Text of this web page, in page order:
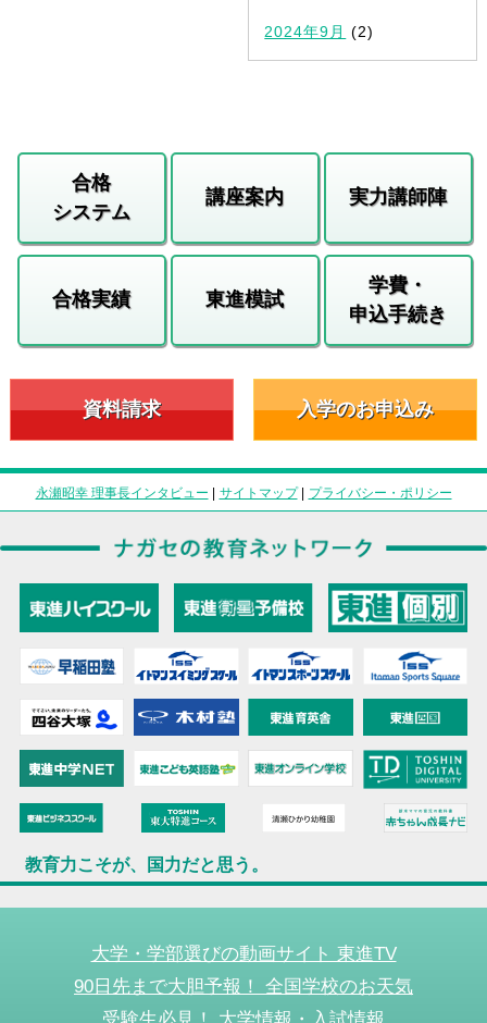
2024年9月 (2)
合格
システム
講座案内 実力講師陣
合格実績 東進模試
学費・
申込手続き
資料請求 入学のお申込み
永瀬昭幸 理事長インタビュー | サイトマップ| プライバシー・ポリシー
教育力こそが、国力だと思う。
大学・学部選びの動画サイト 東進TV
90日先まで大胆予報！ 全国学校のお天気